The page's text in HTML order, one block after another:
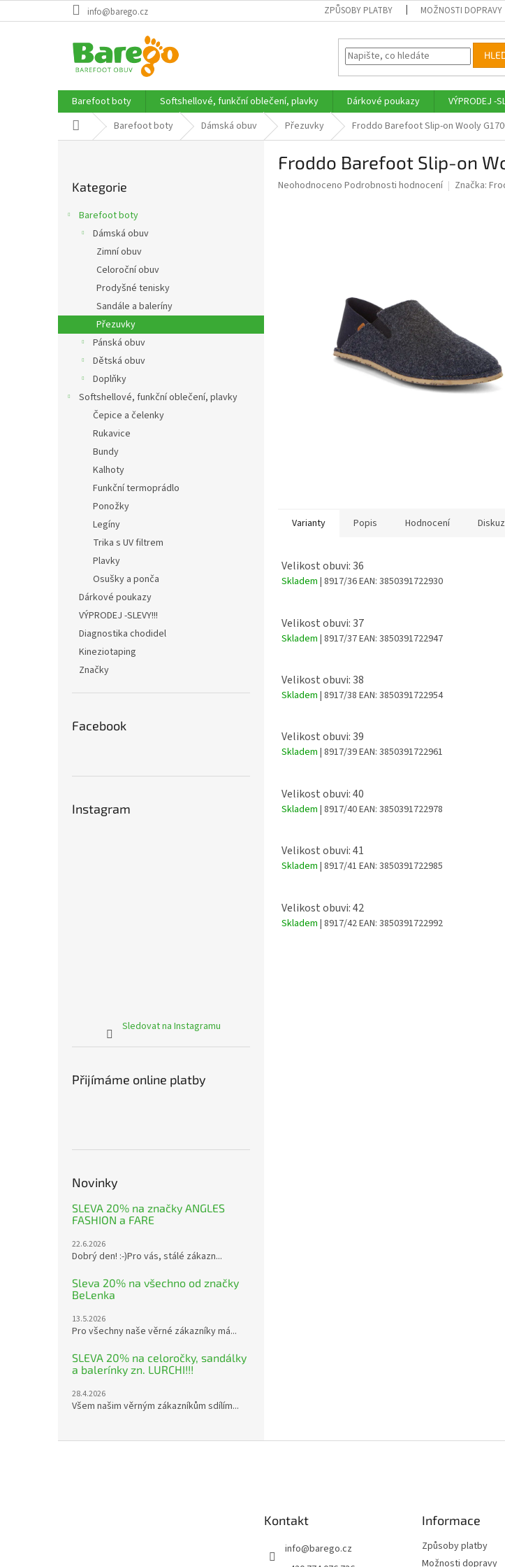
na
info@barego.cz ZPŮSOBY PLATBY MOŽNOSTI DOPRAVY
Barefoot boty Softshellové, funkční oblečení, plavky Dárkové poukazy VÝPRODEJ -
Domů Barefoot boty Dámská obuv Přezuvky Froddo Barefoot Slip-on Wooly
n
e
kategorie
Kategorie
Barefoot boty
Dámská obuv
Zimní obuv
Celoroční obuv
Prodyšné tenisky
Sandále a baleríny
Přezuvky
Pánská obuv
Dětská obuv
Doplňky
Softshellové, funkční oblečení, plavky
Čepice a čelenky
Rukavice
Bundy
Kalhoty
Funkční termoprádlo
Ponožky
Legíny
Trika s UV filtrem
Plavky
Osušky a ponča
Dárkové poukazy
VÝPRODEJ -SLEVY!!!
Diagnostika chodidel
Kineziotaping
Značky
Facebook
Instagram
Sledovat na Instagramu
Přijímáme online platby
Novinky
SLEVA 20% na značky ANGLES
FASHION a FARE
22.6.2026
Dobrý den! :-)Pro vás, stálé zákazn...
Sleva 20% na všechno od značky
BeLenka
13.5.2026
Pro všechny naše věrné zákazníky má...
SLEVA 20% na celoročky, sandálky
a balerínky zn. LURCHI!!!
28.4.2026
Všem našim věrným zákazníkům sdílím...
Froddo Barefoot Slip-on
Průměrné
Neohodnoceno Podrobnosti hodnocení Značka:
Varianty Popis Hodnocení
Velikost obuvi: 36
Skladem | 8917/36EAN: 3850391722930
Velikost obuvi: 37
Skladem | 8917/37EAN: 3850391722947
Velikost obuvi: 38
Skladem | 8917/38 EAN: 3850391722954
Velikost obuvi: 39
Skladem | 8917/39EAN: 3850391722961
Velikost obuvi: 40
Skladem | 8917/40EAN: 3850391722978
Velikost obuvi: 41
Skladem | 8917/41 EAN: 3850391722985
Velikost obuvi: 42
Skladem | 8917/42EAN: 3850391722992
Kontakt
info@barego.cz
Informace
Způsoby platby
Možnosti dopravy